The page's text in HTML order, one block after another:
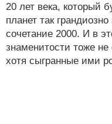
20 лет века, который
планет так
сочетание 2000. И в
знаменитости тоже
хотя сыгранные ими